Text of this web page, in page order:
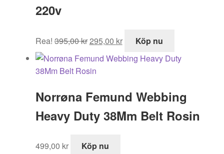
220v
Rea! 395,00kr
ursprungliga
priset
var:
295,00 kr
nuvarande
priset
Köp nu
Norrøna Femund Webbing
Heavy Duty 38Mm Belt Rosin
499,00 kr Köp nu